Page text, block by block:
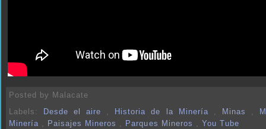
Posted by Malacate
Labels:
Desde el aire , Historia de la Minería , Minas ,
Minería , Paisajes Mineros , Parques Mineros , You Tube